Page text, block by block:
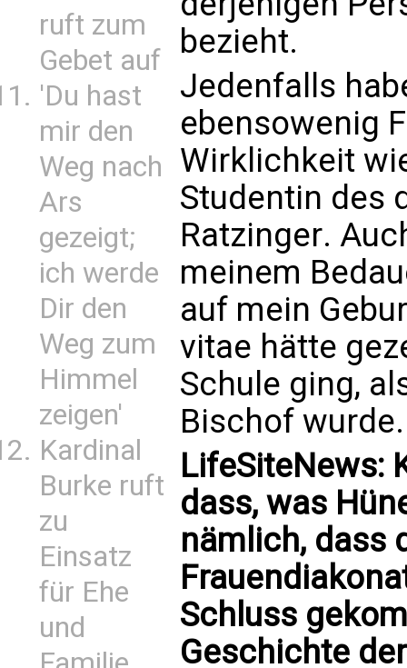
ruft zum
Gebet auf
'Du hast
mir den
Weg nach
Ars
gezeigt;
ich werde
Dir den
Weg zum
Himmel
zeigen'
Kardinal
Burke ruft
zu
Einsatz
für Ehe
und
bezieht.
Jedenfalls
ebensowenig
Wirklichkeit
Studentin
Ratzinger.
meinem
auf mein
vitae hätte
Schule ging,
Bischof wurde.
LifeSiteNews:
dass, was
nämlich, dass
Schluss
Geschichte